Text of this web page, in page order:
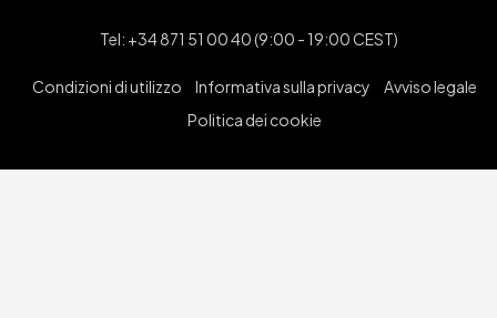
Tel: +34 871 51 00 40 (9:00 - 19:00 CEST)
Condizioni di utilizzo Informativa sulla privacy
Avviso legale
Politica dei cookie